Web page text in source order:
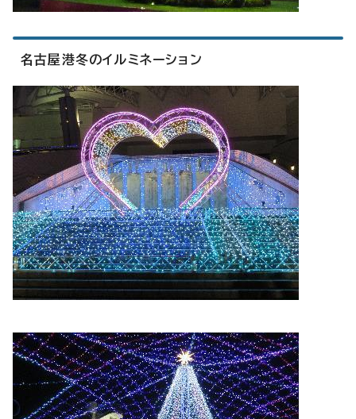
名古屋港冬のイルミネーション